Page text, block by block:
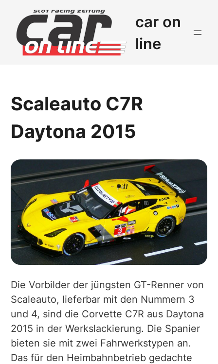
car on
line
Scaleauto C7R
Daytona 2015
Die Vorbilder der jüngsten GT-Renner von
Scaleauto, lieferbar mit den Nummern 3
und 4, sind die Corvette C7R aus Daytona
2015 in der Werkslackierung. Die Spanier
bieten sie mit zwei Fahrwerkstypen an.
Das für den Heimbahnbetrieb gedachte